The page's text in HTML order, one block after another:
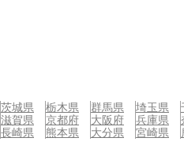
茨城県 栃木県 群馬県 埼玉県
滋賀県 京都府 大阪府 兵庫県
長崎県 熊本県 大分県 宮崎県